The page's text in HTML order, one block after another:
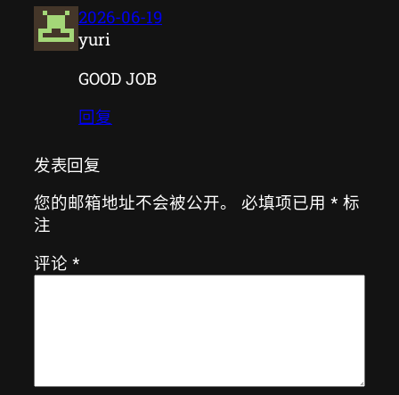
2026-06-19
yuri
GOOD JOB
回复
发表回复
您的邮箱地址不会被公开。 必填项已用 * 标
注
评论 *